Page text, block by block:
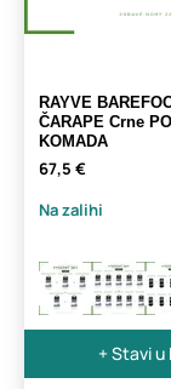
RAYVE
ČARAPE Crne
KOMADA
67,5 €
Na zalihi
+ Stavi u